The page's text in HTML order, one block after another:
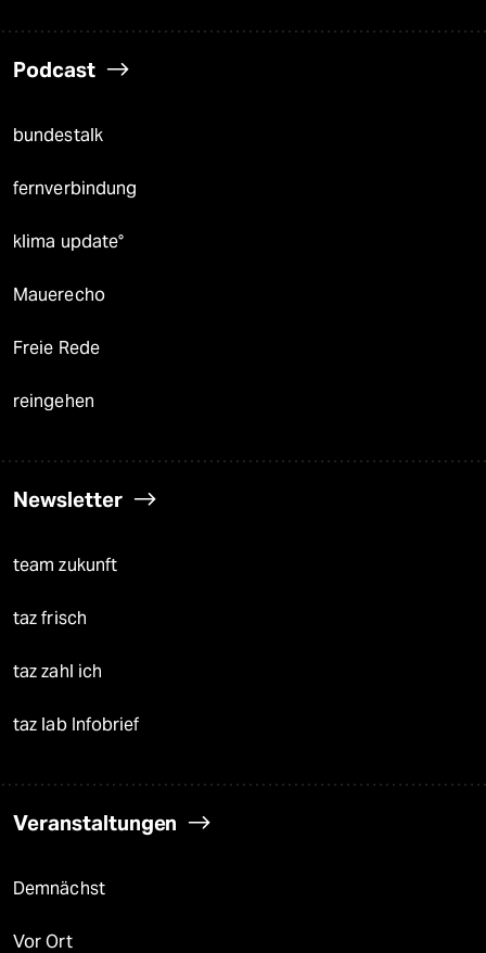
Podcast
bundestalk
fernverbindung
klima update°
Mauerecho
Freie Rede
reingehen
Newsletter
team zukunft
taz frisch
taz zahl ich
taz lab Infobrief
Veranstaltungen
Demnächst
Vor Ort